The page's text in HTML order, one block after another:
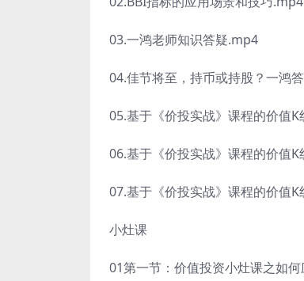
03.一鸿老师知识答疑.mp4
04.佳节将至，持币或持股？一鸿
05.基于《价投实战》课程的价值
06.基于《价投实战》课程的价值
07.基于《价投实战》课程的价值
小灶课
01第一节：价值投资小灶课之如